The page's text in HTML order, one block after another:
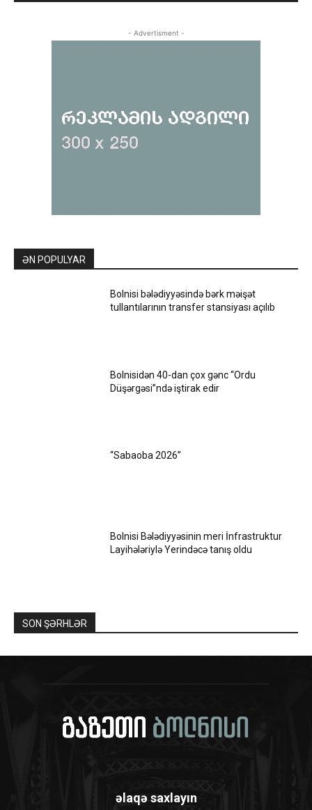
- Advertisment -
ƏN POPULYAR
Bolnisi bələdiyyəsində bərk məişət
tullantılarının transfer stansiyası açılıb
Bolnisidən 40-dan çox gənc “Ordu
Düşərgəsi”ndə iştirak edir
“Sabaoba 2026”
Bolnisi Bələdiyyəsinin meri İnfrastruktur
Layihələriylə Yerindəcə tanış oldu
SON ŞƏRHLƏR
əlaqə saxlayın